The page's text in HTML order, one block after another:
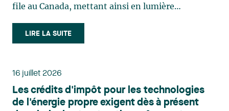
file au Canada, mettant ainsi en lumière
le domaine du droit des technologies. Valérie
Belle-Isle est associée au sein du groupe de droit
principalement sur le droit de l’environnement,
du territoire. Elle conseille et représente une
clientèle publique et privée dans le cadre d’enjeux
LIRE LA SUITE
16 juillet 2026
Les crédits d'impôt pour les technologies
de l'énergie propre exigent dès à présent